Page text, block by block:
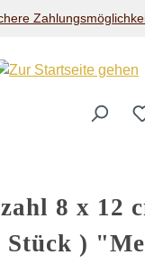
8 x 12
Stück )